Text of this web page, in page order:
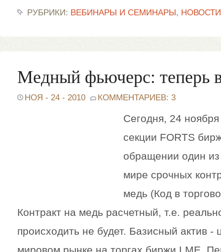
РУБРИКИ: ВЕБИНАРЫ И СЕМИНАРЫ, НОВОСТИ
Медный фьючерс: теперь
НОЯ - 24 - 2010 КОММЕНТАРИЕВ: 3
Сегодня, 24
секции FORTS
обращении один
мире срочных
медь (Код в
Контракт на медь расчетный, т.е.
происходить не будет. Базисный актив -